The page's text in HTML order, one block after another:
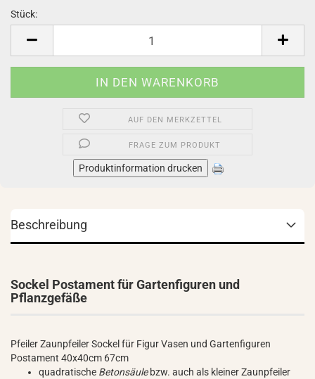
Stück:
AUF DEN MERKZETTEL
FRAGE ZUM PRODUKT
Produktinformation drucken
Beschreibung
Sockel Postament für Gartenfiguren und
Pflanzgefäße
Pfeiler Zaunpfeiler Sockel für Figur Vasen und Gartenfiguren
Postament 40x40cm 67cm
quadratische Betonsäule bzw. auch als kleiner Zaunpfeiler